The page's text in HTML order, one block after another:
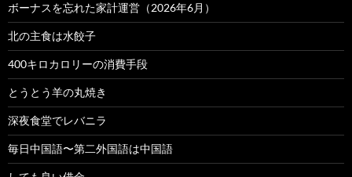
ボーナスを忘れた家計運営（2026年6月）
北の主食は水餃子
400キロカロリーの消費手段
とうとう羊の丸焼き
深夜食堂でレバニラ
毎日中国語〜第二外国語は中国語